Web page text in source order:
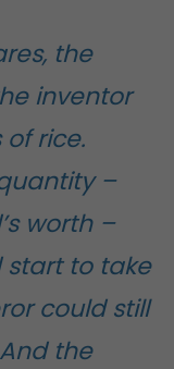
the
inventor
rice.
–
worth –
to take
could still
the